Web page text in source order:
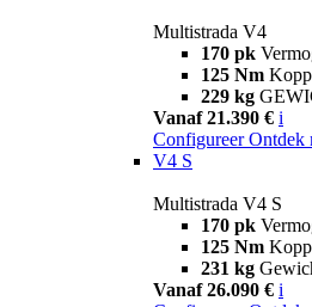
Multistrada V4
170 pk
125 Nm
229 kg
Vanaf 21.390 € i
Configureer Ontdek
V4 S
Multistrada V4 S
170 pk
125 Nm
231 kg
Vanaf 26.090 € i